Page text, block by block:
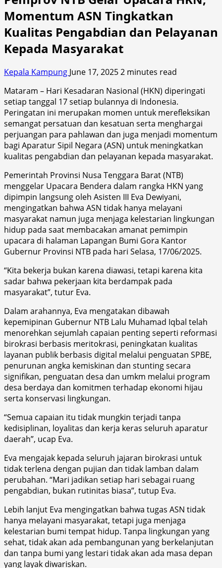
Momentum ASN Tingkatkan
Kualitas Pengabdian dan Pelayanan
Kepada Masyarakat
Kepala Kampung June 17, 20252 minutes read
Mataram – Hari Kesadaran Nasional (HKN) diperingati
setiap tanggal 17 setiap bulannya di Indonesia.
Peringatan ini merupakan momen untuk merefleksikan
semangat persatuan dan kesatuan serta menghargai
perjuangan para pahlawan dan juga menjadi momentum
bagi Aparatur Sipil Negara (ASN) untuk meningkatkan
kualitas pengabdian dan pelayanan kepada masyarakat.
Pemerintah Provinsi Nusa Tenggara Barat (NTB)
menggelar Upacara Bendera dalam rangka HKN yang
dipimpin langsung oleh Asisten III Eva Dewiyani,
mengingatkan bahwa ASN tidak hanya melayani
masyarakat namun juga menjaga kelestarian lingkungan
hidup pada saat membacakan amanat pemimpin
upacara di halaman Lapangan Bumi Gora Kantor
Gubernur Provinsi NTB pada hari Selasa, 17/06/2025.
“Kita bekerja bukan karena diawasi, tetapi karena kita
sadar bahwa pekerjaan kita berdampak pada
masyarakat”, tutur Eva.
Dalam arahannya, Eva mengatakan dibawah
kepemipinan Gubernur NTB Lalu Muhamad Iqbal telah
menorehkan sejumlah capaian penting seperti reformasi
birokrasi berbasis meritokrasi, peningkatan kualitas
layanan publik berbasis digital melalui penguatan SPBE,
penurunan angka kemiskinan dan stunting secara
signifikan, penguatan desa dan umkm melalui program
desa berdaya dan komitmen terhadap ekonomi hijau
serta konservasi lingkungan.
“Semua capaian itu tidak mungkin terjadi tanpa
kedisiplinan, loyalitas dan kerja keras seluruh aparatur
daerah”, ucap Eva.
Eva mengajak kepada seluruh jajaran birokrasi untuk
tidak terlena dengan pujian dan tidak lamban dalam
perubahan. “Mari jadikan setiap hari sebagai ruang
pengabdian, bukan rutinitas biasa”, tutup Eva.
Lebih lanjut Eva mengingatkan bahwa tugas ASN tidak
hanya melayani masyarakat, tetapi juga menjaga
kelestarian bumi tempat hidup. Tanpa lingkungan yang
sehat, tidak akan ada pembangunan yang berkelanjutan
dan tanpa bumi yang lestari tidak akan ada masa depan
yang layak diwariskan.